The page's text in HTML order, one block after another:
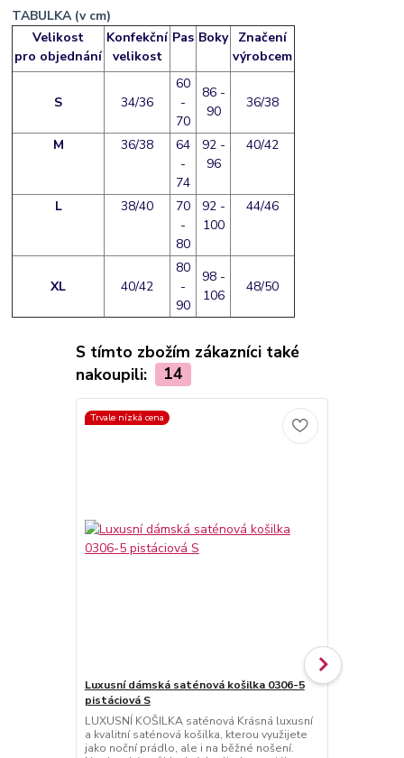
TABULKA (v cm)
Velikost
pro objednání
Konfekční
velikost
Pas Boky
Značení
výrobcem
S 34/36
60
-
70
86 -
90
36/38
M 36/38
64
-
74
92 -
96
40/42
L 38/40
70
-
80
92 -
100
44/46
XL 40/42
80
-
90
98 -
106
48/50
S tímto zbožím zákazníci také
nakoupili:
14
Trvale nízká cena
Luxusní dámská saténová košilka 0306-5
pistáciová S
LUXUSNÍ KOŠILKA saténová Krásná luxusní
a kvalitní saténová košilka, kterou využijete
jako noční prádlo, ale i na běžné nošení.